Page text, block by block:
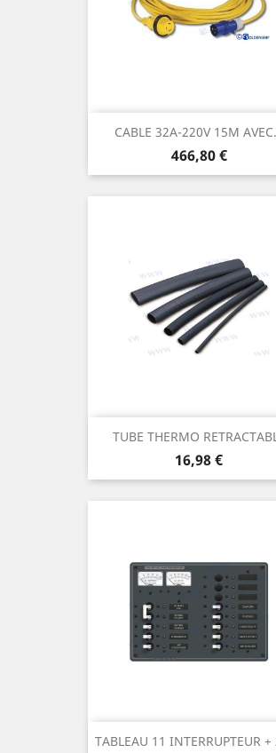
CABLE 32A-220V 15M
Prix
466,80 €
TUBE THERMO
Prix
16,98 €
TABLEAU 11 INTERRUPTEUR +